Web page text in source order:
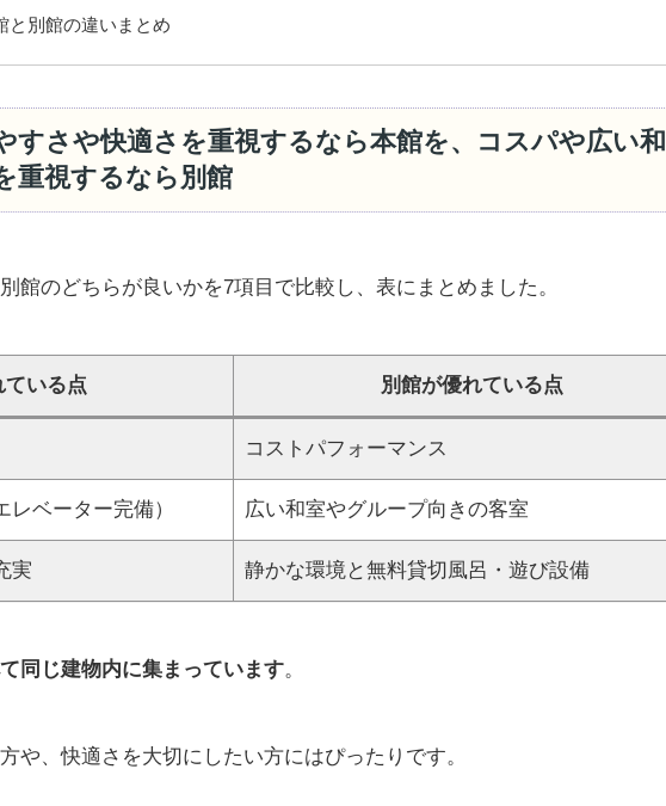
と別館の違いまとめ
すさや快適さを重視するなら本館を、コスパや広い和
重視するなら別館
館のどちらが良いかを7項目で比較し、表にまとめました。
いる点 別館が優れている点
コストパフォーマンス
ベーター完備） 広い和室やグループ向きの客室
実 静かな環境と無料貸切風呂・遊び設備
同じ建物内に集まっています。
や、快適さを大切にしたい方にはぴったりです。